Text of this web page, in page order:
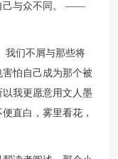
己与众不同。 ——
我们不屑与那些将
怕自己成为那个被
我更愿意用文人墨
直白，雾里看花，